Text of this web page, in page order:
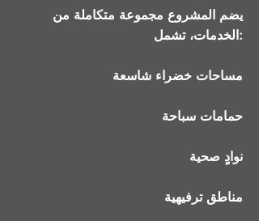
يضم المشروع مجموعة متكاملة من
الخدمات، تشمل:
مساحات خضراء شاسعة
حمامات سباحة
نوادٍ صحية
مناطق ترفيهية